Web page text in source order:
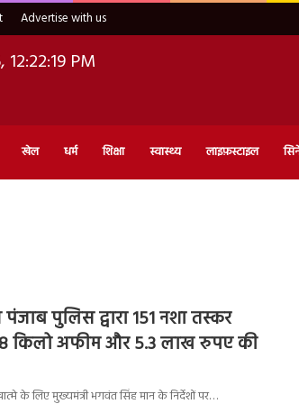
Advertise with us
PM
खेल धर्म शिक्षा स्वास्थ्य लाइफ़स्टाइल
पंजाब पुलिस द्वारा 151 नशा तस्कर
किलो अफीम और 5.3 लाख रुपए की
के लिए मुख्यमंत्री भगवंत सिंह मान के निर्देशों पर…